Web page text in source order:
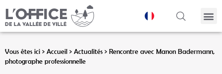
Vous êtes ici > Accueil > Actualités > Rencontre avec Manon Badermann,
photographe professionnelle
Panneau de gestion des cookies